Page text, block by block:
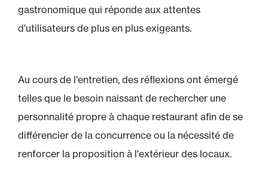
gastronomique qui réponde aux attentes
d'utilisateurs de plus en plus exigeants.
Au cours de l'entretien, des réflexions ont émergé
telles que le besoin naissant de rechercher une
personnalité propre à chaque restaurant afin de se
différencier de la concurrence ou la nécessité de
renforcer la proposition à l'extérieur des locaux.